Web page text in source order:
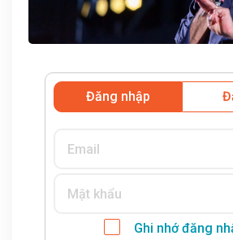
Đăng nhập
Ghi nhớ đăng